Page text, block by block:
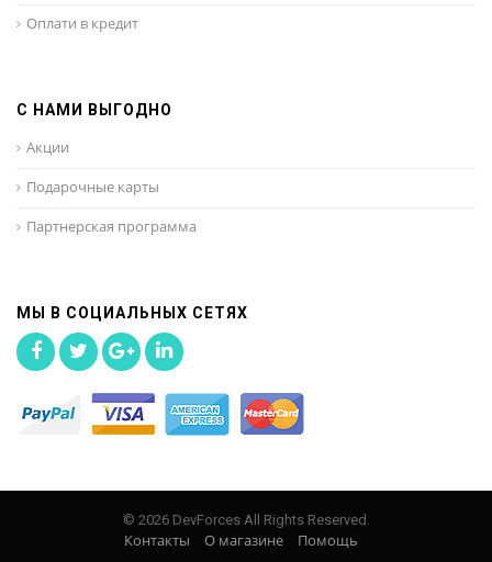
Оплати в кредит
С НАМИ ВЫГОДНО
Акции
Подарочные карты
Партнерская программа
МЫ В СОЦИАЛЬНЫХ СЕТЯХ
© 2026 DevForces All Rights Reserved.
Контакты О магазине Помощь